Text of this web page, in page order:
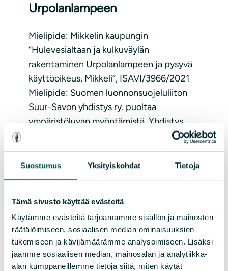
Suostumus Yksityiskohdat Tietoja
Tämä sivusto käyttää evästeitä
Käytämme evästeitä tarjoamamme sisällön ja mainosten
räätälöimiseen, sosiaalisen median ominaisuuksien
tukemiseen ja kävijämäärämme analysoimiseen. Lisäksi
jaamme sosiaalisen median, mainosalan ja analytiikka-
alan kumppaneillemme tietoja siitä, miten käytät
Urpolanlampeen
Mielipide: Mikkelin kaupungin
“Hulevesialtaan ja kulkuväylän
rakentaminen Urpolanlampeen ja pysyvä
käyttöoikeus, Mikkeli”, ISAVI/3966/2021
Mielipide: Suomen luonnonsuojeluliiton
Suur-Savon yhdistys ry. puoltaa
ympäristöluvan myöntämistä. Yhdistys
ajoittamisen tarkentamista sedimentin
haitta-aineiden...